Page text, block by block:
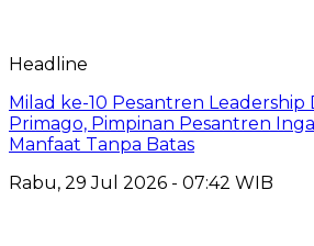
Headline
Milad ke-10 Pesantren Leadership
Primago, Pimpinan Pesantren
Manfaat Tanpa Batas
Rabu, 29 Jul 2026 - 07:42 WIB